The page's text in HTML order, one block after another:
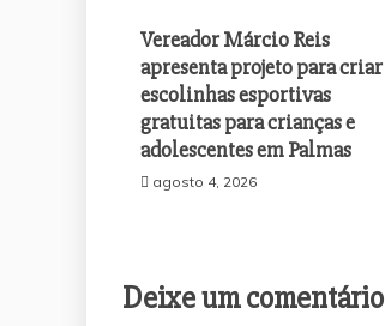
Vereador Márcio Reis
apresenta projeto para criar
escolinhas esportivas
gratuitas para crianças e
adolescentes em Palmas
agosto 4, 2026
Deixe um comentário